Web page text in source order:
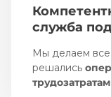
служба
Мы делаем
решались